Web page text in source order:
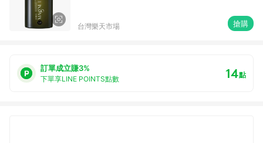
台灣樂天市場 搶購
訂單成立賺3%
下單享LINE POINTS點數 14點